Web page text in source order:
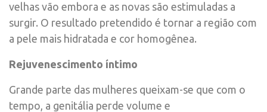
velhas vão embora e as novas são estimuladas a
surgir. O resultado pretendido é tornar a região com
a pele mais hidratada e cor homogênea.
Rejuvenescimento íntimo
Grande parte das mulheres queixam-se que com o
tempo, a genitália perde volume e